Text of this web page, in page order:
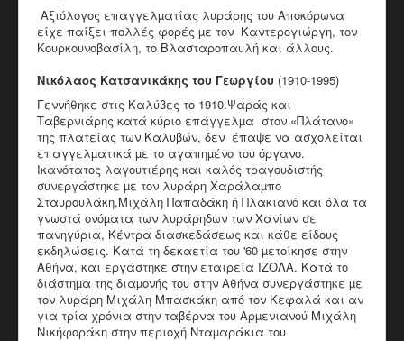
Κουρκουνάκης Εμμανουήλ
Μπακατσάκης Μιχάλης
Διάφορα Video
Βιβλιογραφικό Υλικό
Ερευνητικό υλικό
Άρθρα
ΕΚΠΑΙΔΕΥΤΙΚΌ ΈΡΓΟ
Δράσεις
Υλικό
ΥΠΟΣΤΗΡΙΚΤΈΣ ΣΥΛΛΌΓΟΥ
ΣΤΗΡΊΞΕΤΕ ΤΟΝ ΣΎΛΛΟΓΟ
ΕΠΙΚΟΙΝΩΝΊΑ
Αξιόλογος επαγγελµατίας λυράρης του Αποκόρωνα
είχε παίξει πολλές φορές µε τον Καντερογιώργη, τον
Κουρκουνοβασίλη, το Βλασταροπαυλή και άλλους.
Νικόλαος Κατσανικάκης του Γεωργίου (1910-1995)
Γεννήθηκε στις Καλύβες το 1910.Ψαράς και
Ταβερνιάρης κατά κύριο επάγγελµα στον «Πλάτανο»
της πλατείας των Καλυβών, δεν έπαψε να ασχολείται
επαγγελµατικά µε το αγαπηµένο του όργανο.
Ικανότατος λαγουτιέρης και καλός τραγουδιστής
συνεργάστηκε µε τον λυράρη Χαράλαµπο
Σταυρουλάκη,Μιχάλη Παπαδάκη ή Πλακιανό και όλα τα
γνωστά ονόµατα των λυράρηδων των Χανίων σε
πανηγύρια, Κέντρα διασκεδάσεως και κάθε είδους
εκδηλώσεις. Κατά τη δεκαετία του '60 µετοίκησε στην
Αθήνα, και εργάστηκε στην εταιρεία ΙΖΟΛΑ. Κατά το
διάστηµα της διαµονής του στην Αθήνα συνεργάστηκε µε
τον λυράρη Μιχάλη Μπασκάκη από τον Κεφαλά και αν
για τρία χρόνια στην ταβέρνα του Αρµενιανού Μιχάλη
Nικήφoράκη στην περιοχή Νταµαράκια του